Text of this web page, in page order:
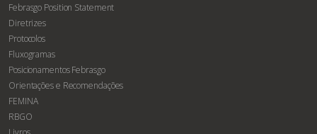
Febrasgo Position Statement
Diretrizes
Protocolos
Fluxogramas
Posicionamentos Febrasgo
Orientações e Recomendações
FEMINA
RBGO